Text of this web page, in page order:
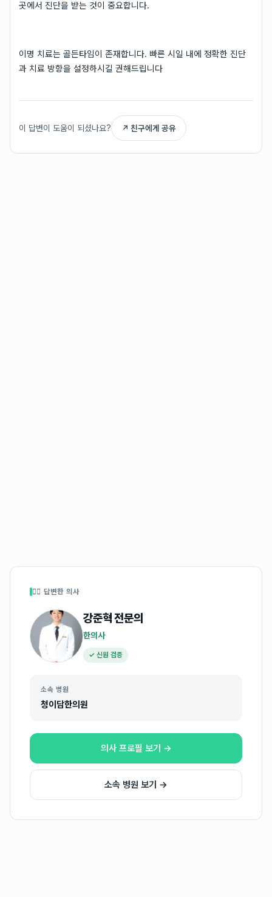
곳에서 진단을 받는 것이 중요합니다.
이명 치료는 골든타임이 존재합니다. 빠른 시일 내에 정확한 진단
과 치료 방향을 설정하시길 권해드립니다
이 답변이 도움이 되셨나요? ↗ 친구에게 공유
👩‍⚕️ 답변한 의사
강준혁전문의
한의사
✓ 신원 검증
소속 병원
청이담한의원
의사 프로필 보기 →
소속 병원 보기 →